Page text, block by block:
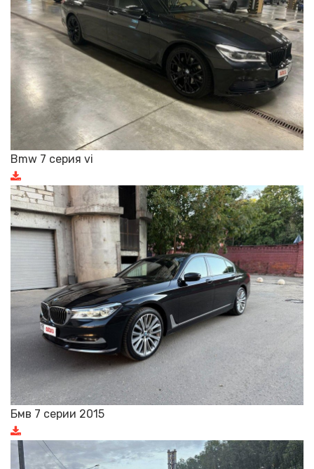
Bmw 7 серия vi
Бмв 7 серии 2015